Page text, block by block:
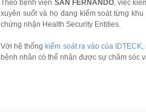
Theo bệnh viện SAN FERNANDO, việc
xuyên suốt và họ đang kiểm soát từng
chứng nhận Health Security Entities.
Với hệ thống kiểm soát ra vào của IDTECK,
bệnh nhân có thể nhận được sự chăm sóc